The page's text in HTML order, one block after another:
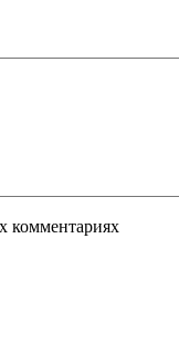
комментариях